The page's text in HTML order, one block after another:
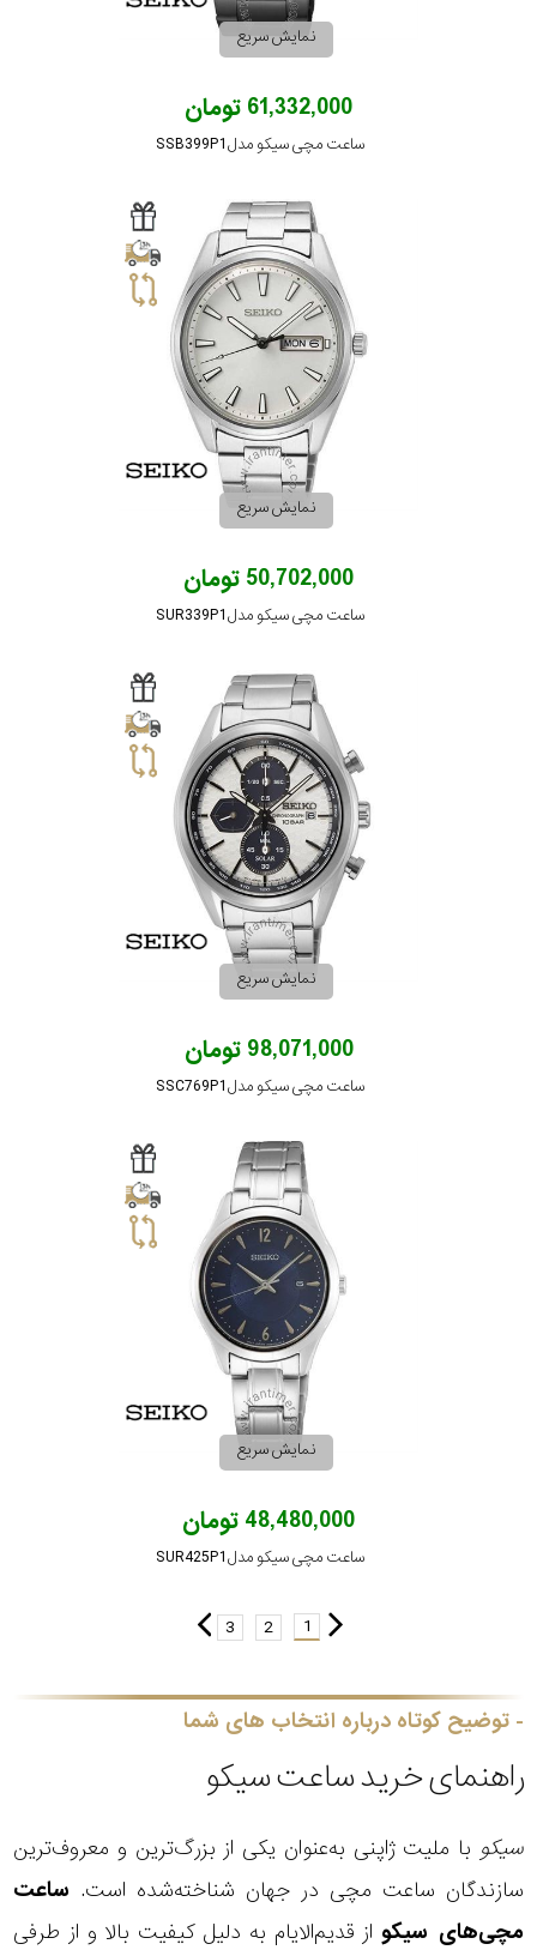
نمایش سریع
61,332,000 تومان
ساعت مچی سیکو مدل SSB399P1
نمایش سریع
50,702,000 تومان
ساعت مچی سیکو مدل SUR339P1
نمایش سریع
98,071,000 تومان
ساعت مچی سیکو مدل SSC769P1
نمایش سریع
48,480,000 تومان
ساعت مچی سیکو مدل SUR425P1
1
2
3
توضیح کوتاه درباره انتخاب های شما
راهنمای خرید ساعت سیکو
سیکو با ملیت ژاپنی به‌عنوان یکی از بزرگ‌ترین و معروف‌ترین
سازندگان ساعت مچی در جهان شناخته‌شده است. ساعت
مچی‌های سیکو از قدیم‌الایام به دلیل کیفیت بالا و از طرفی